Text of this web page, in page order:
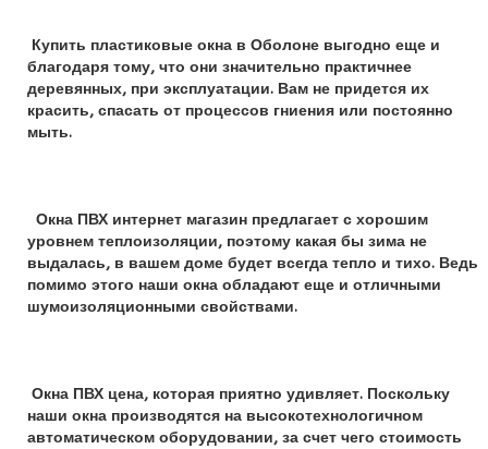
Купить пластиковые окна в Оболоне выгодно еще и
благодаря тому, что они значительно практичнее
деревянных, при эксплуатации. Вам не придется их
красить, спасать от процессов гниения или постоянно
мыть.
Окна ПВХ интернет магазин предлагает с хорошим
уровнем теплоизоляции, поэтому какая бы зима не
выдалась, в вашем доме будет всегда тепло и тихо. Ведь
помимо этого наши окна обладают еще и отличными
шумоизоляционными свойствами.
Окна ПВХ цена, которая приятно удивляет. Поскольку
наши окна производятся на высокотехнологичном
автоматическом оборудовании, за счет чего стоимость